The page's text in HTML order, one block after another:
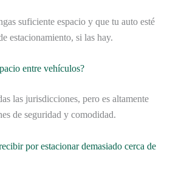
suficiente espacio y que tu auto esté
estacionamiento, si las hay.
entre vehículos?
las jurisdicciones, pero es altamente
de seguridad y comodidad.
por estacionar demasiado cerca de